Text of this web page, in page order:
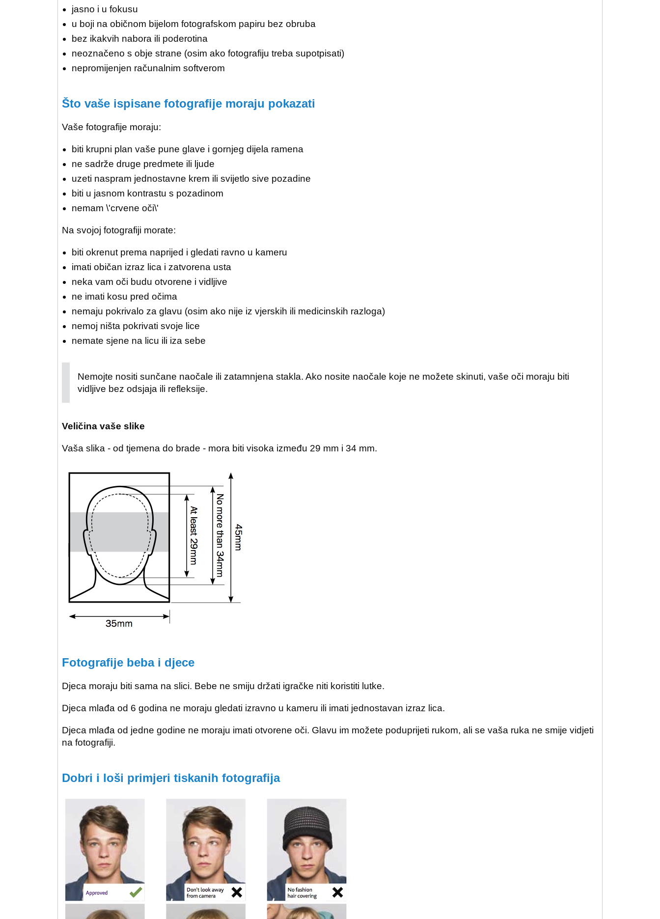
jasno i u fokusu
u boji na običnom bijelom fotografskom papiru bez obruba
bez ikakvih nabora ili poderotina
neoznačeno s obje strane (osim ako fotografiju treba supotpisati)
nepromijenjen računalnim softverom
Što vaše ispisane fotografije moraju pokazati
Vaše fotografije moraju:
biti krupni plan vaše pune glave i gornjeg dijela ramena
ne sadrže druge predmete ili ljude
uzeti naspram jednostavne krem ili svijetlo sive pozadine
biti u jasnom kontrastu s pozadinom
nemam \'crvene oči\'
Na svojoj fotografiji morate:
biti okrenut prema naprijed i gledati ravno u kameru
imati običan izraz lica i zatvorena usta
neka vam oči budu otvorene i vidljive
ne imati kosu pred očima
nemaju pokrivalo za glavu (osim ako nije iz vjerskih ili medicinskih razloga)
nemoj ništa pokrivati svoje lice
nemate sjene na licu ili iza sebe
Nemojte nositi sunčane naočale ili zatamnjena stakla. Ako nosite naočale koje ne možete skinuti, vaše oči moraju biti
vidljive bez odsjaja ili refleksije.
Veličina vaše slike
Vaša slika - od tjemena do brade - mora biti visoka između 29 mm i 34 mm.
Fotografije beba i djece
Djeca moraju biti sama na slici. Bebe ne smiju držati igračke niti koristiti lutke.
Djeca mlađa od 6 godina ne moraju gledati izravno u kameru ili imati jednostavan izraz lica.
Djeca mlađa od jedne godine ne moraju imati otvorene oči. Glavu im možete poduprijeti rukom, ali se vaša ruka ne smije vidjeti
na fotografiji.
Dobri i loši primjeri tiskanih fotografija